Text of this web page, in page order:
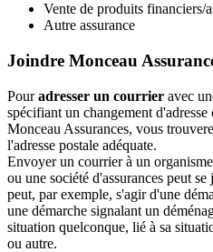
Vente de produits financiers/
Autre assurance
Joindre Monceau
Pouradresser un courrier avec
spécifiant un changement
Monceau Assurances, vous
l'adresse postale adéquate.
Envoyer un courrier à un
ou une société d'assurances peut
peut, par exemple, s'agir d'une
une démarche signalant un
situation quelconque, lié à sa
ou autre.